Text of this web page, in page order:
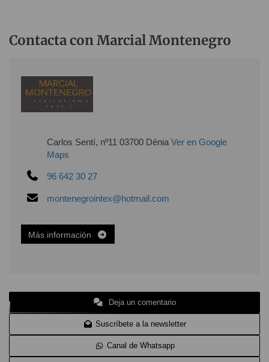
Contacta con Marcial Montenegro
Carlos Sentí, nº11 03700 Dénia Ver en Google
Maps
96 642 30 27
montenegrointex@hotmail.com
Más información
Deja un comentario
Suscríbete a la newsletter
Canal de Whatsapp